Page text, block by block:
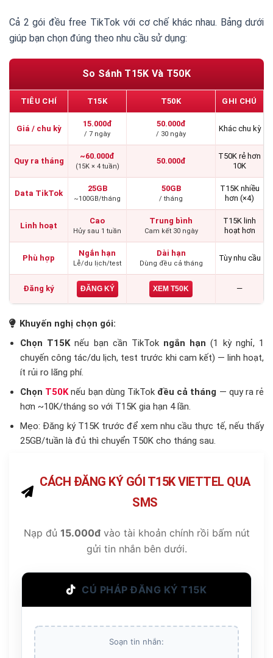
Cả 2 gói đều free TikTok với cơ chế khác nhau. Bảng dưới
giúp bạn chọn đúng theo nhu cầu sử dụng:
So Sánh T15K Và T50K
TIÊU CHÍ T15K T50K GHI CHÚ
Giá / chu kỳ
15.000đ
/ 7 ngày
50.000đ
/ 30 ngày
Khác chu kỳ
Quy ra tháng
~60.000đ
(15K × 4 tuần)
50.000đ
T50K rẻ hơn
10K
Data TikTok
25GB
~100GB/tháng
50GB
/ tháng
T15K nhiều
hơn (×4)
Linh hoạt
Cao
Hủy sau 1 tuần
Trung bình
Cam kết 30 ngày
T15K linh
hoạt hơn
Phù hợp
Ngắn hạn
Lễ/du lịch/test
Dài hạn
Dùng đều cả tháng
Tùy nhu cầu
Đăng ký ĐĂNG KÝ XEM T50K —
Khuyến nghị chọn gói:
Chọn T15Knếu bạn cần TikTok ngắn hạn (1 kỳ nghỉ, 1
chuyến công tác/du lịch, test trước khi cam kết) — linh hoạt,
ít rủi ro lãng phí.
Chọn T50Knếu bạn dùng TikTok đều cả tháng — quy ra rẻ
hơn ~10K/tháng so với T15K gia hạn 4 lần.
Mẹo: Đăng ký T15K trước để xem nhu cầu thực tế, nếu thấy
25GB/tuần là đủ thì chuyển T50K cho tháng sau.
CÁCH ĐĂNG KÝ GÓI T15K VIETTEL QUA
SMS
Nạp đủ 15.000đvào tài khoản chính rồi bấm nút
gửi tin nhắn bên dưới.
CÚ PHÁP ĐĂNG KÝ T15K
Soạn tin nhắn: